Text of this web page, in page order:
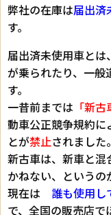
弊社の在庫は届出済
す。
届出済未使用車と
が乗られたり、一般
す。
一昔前までは 「新古
動車公正競争規約に
とが禁止されました。
新古車は、新車と
かねない、というの
現在は 誰も使用し
で、全国の販売店で